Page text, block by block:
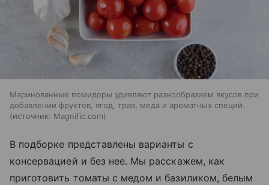
Маринованные помидоры удивляют разнообразием вкусов при
добавлении фруктов, ягод, трав, меда и ароматных специй.
источник: Magnific.com
В подборке представлены варианты с
консервацией и без нее. Мы расскажем, как
приготовить томаты с медом и базиликом, белым